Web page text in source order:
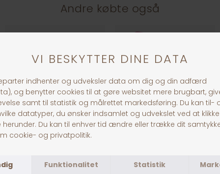
Andre købte også
Leonardo Vådfoder Kylling